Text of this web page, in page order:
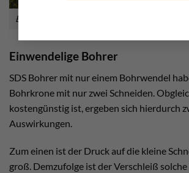
Bolting.eu bietet eine große Auswahl an
Einwendelige Bohrer
SDS Bohrer mit nur einem Bohrwendel
Bohrkrone mit nur zwei Schneiden.
kostengünstig ist, ergeben sich hierdurch
Auswirkungen.
Zum einen ist der Druck auf die kleine
groß. Demzufolge ist der Verschleiß